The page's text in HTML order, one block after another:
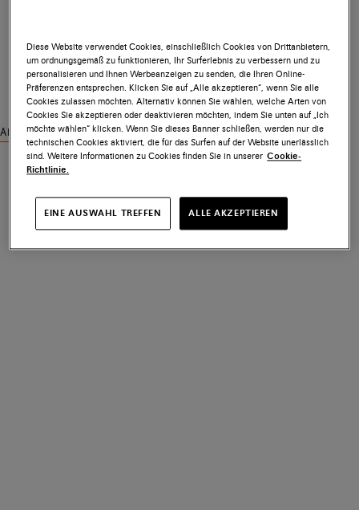
Ähnliche Produkte ansehen
Diese Website verwendet Cookies, einschließlich Cookies von Drittanbietern,
um ordnungsgemäß zu funktionieren, Ihr Surferlebnis zu verbessern und zu
personalisieren und Ihnen Werbeanzeigen zu senden, die Ihren Online-
Präferenzen entsprechen. Klicken Sie auf „Alle akzeptieren“, wenn Sie alle
Cookies zulassen möchten. Alternativ können Sie wählen, welche Arten von
Cookies Sie akzeptieren oder deaktivieren möchten, indem Sie unten auf „Ich
möchte wählen“ klicken. Wenn Sie dieses Banner schließen, werden nur die
technischen Cookies aktiviert, die für das Surfen auf der Website unerlässlich
sind. Weitere Informationen zu Cookies finden Sie in unserer Cookie-
Richtlinie.
EINE AUSWAHL TREFFEN ALLE AKZEPTIEREN